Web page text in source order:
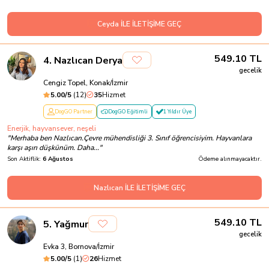
Ceyda İLE İLETİŞİME GEÇ
4. Nazlıcan Derya 549.10 TL
gecelik
Cengiz Topel, Konak/İzmir
5.00/5 (12) 35Hizmet
DogGO Partner DogGO Eğitimli 1 Yıldır Üye
Enerjik, hayvansever, neşeli
"Merhaba ben Nazlıcan.Çevre mühendisliği 3. Sınıf öğrencisiyim. Hayvanlara
karşı aşırı düşkünüm. Daha..."
Son Aktiflik: 6 Ağustos Ödeme alınmayacaktır.
Nazlıcan İLE İLETİŞİME GEÇ
5. Yağmur 549.10 TL
gecelik
Evka 3, Bornova/İzmir
5.00/5 (1) 26Hizmet